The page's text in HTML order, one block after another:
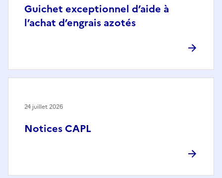
Guichet exceptionnel d’aide à
l’achat d’engrais azotés
Notices CAPL
24 juillet 2026